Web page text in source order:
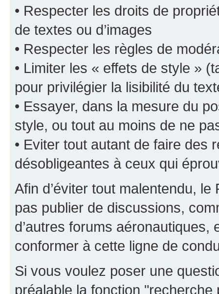
• Respecter les droits de
de textes ou d’images
• Respecter les règles de
• Limiter les « effets de style »
pour privilégier la lisibilité du
• Essayer, dans la mesure du
style, ou tout au moins de ne
• Eviter tout autant de faire des
désobligeantes à ceux qui
Afin d’éviter tout malentendu,
pas publier de discussions,
d’autres forums
conformer à cette ligne de
Si vous voulez poser une
préalable la fonction